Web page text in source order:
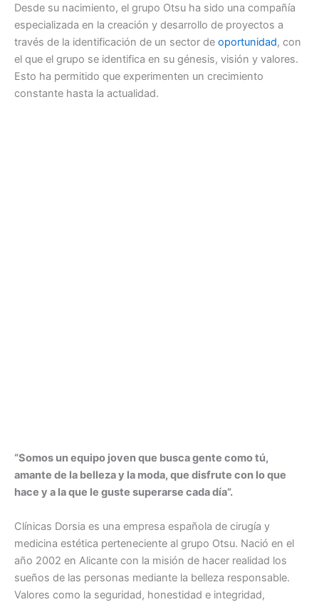
Desde su nacimiento, el grupo Otsu ha sido una compañía
especializada en la creación y desarrollo de proyectos a
través de la identificación de un sector de oportunidad, con
el que el grupo se identifica en su génesis, visión y valores.
Esto ha permitido que experimenten un crecimiento
constante hasta la actualidad.
“Somos un equipo joven que busca gente como tú,
amante de la belleza y la moda, que disfrute con lo que
hace y a la que le guste superarse cada día”.
Clínicas Dorsia es una empresa española de cirugía y
medicina estética perteneciente al grupo Otsu. Nació en el
año 2002 en Alicante con la misión de hacer realidad los
sueños de las personas mediante la belleza responsable.
Valores como la seguridad, honestidad e integridad,